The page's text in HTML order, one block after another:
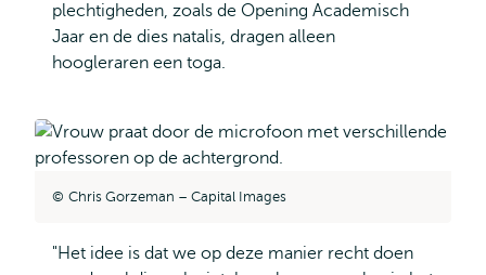
plechtigheden, zoals de Opening Academisch
Jaar en de dies natalis, dragen alleen
hoogleraren een toga.
Chris Gorzeman – Capital Images
"Het idee is dat we op deze manier recht doen